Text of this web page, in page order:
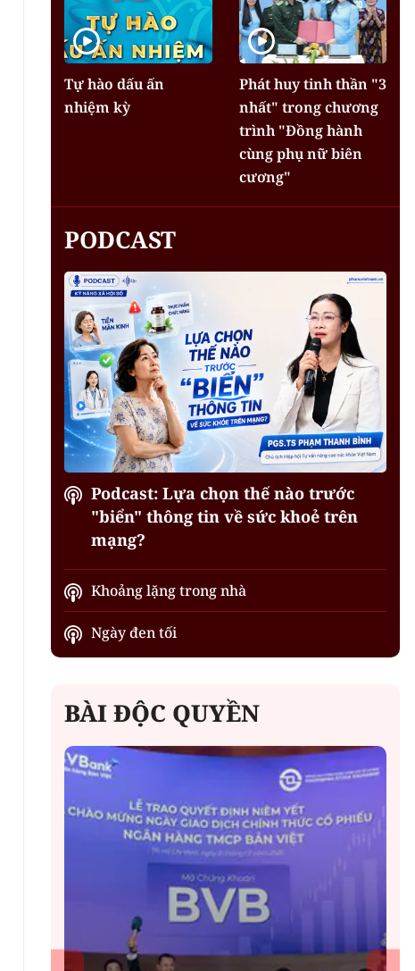
Tự hào dấu ấn
nhiệm kỳ
Phát huy tinh thần "3
nhất" trong chương
trình "Đồng hành
cùng phụ nữ biên
cương"
PODCAST
Podcast: Lựa chọn thế nào trước
"biển" thông tin về sức khoẻ trên
mạng?
Khoảng lặng trong nhà
Ngày đen tối
BÀI ĐỘC QUYỀN